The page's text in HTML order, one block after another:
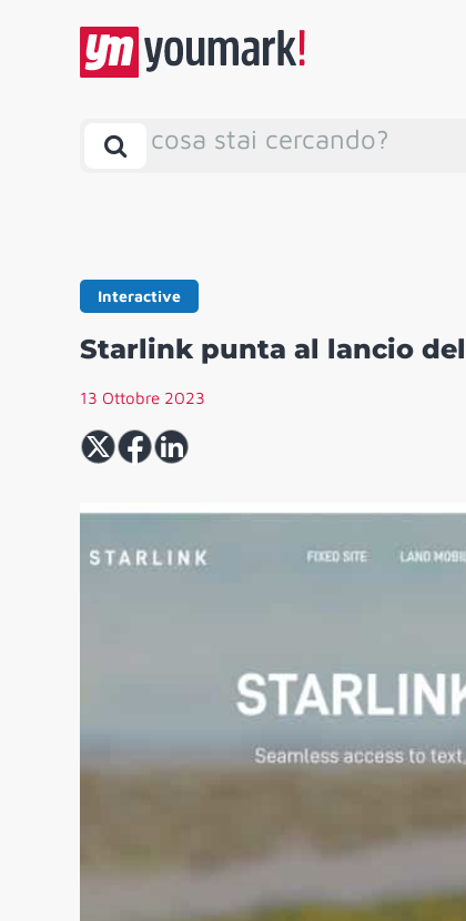
cosa stai cercando?
Interactive
Starlink punta al lancio
13 Ottobre 2023